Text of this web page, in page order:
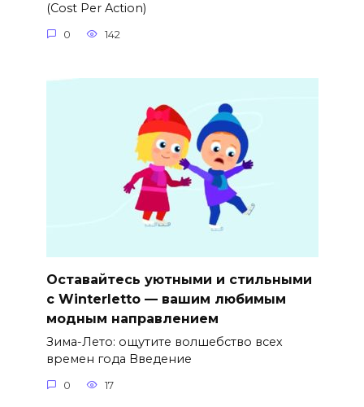
(Cost Per Action)
0 142
Оставайтесь уютными и стильными
с Winterletto — вашим любимым
модным направлением
Зима-Лето: ощутите волшебство всех
времен года Введение
0 17